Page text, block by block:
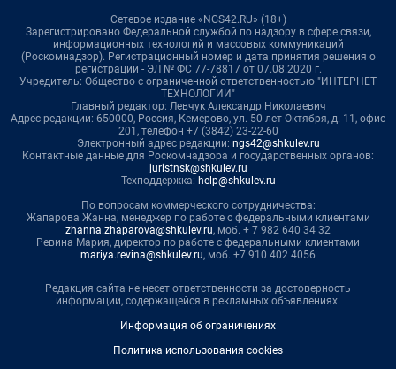
Сетевое издание «NGS42.RU» (18+)
Зарегистрировано Федеральной службой по надзору в сфере связи,
информационных технологий и массовых коммуникаций
(Роскомнадзор). Регистрационный номер и дата принятия решения о
регистрации - ЭЛ № ФС 77-78817 от 07.08.2020 г.
Учредитель: Общество с ограниченной ответственностью "ИНТЕРНЕТ
ТЕХНОЛОГИИ"
Главный редактор: Левчук Александр Николаевич
Адрес редакции: 650000, Россия, Кемерово, ул. 50 лет Октября, д. 11, офис
201, телефон +7 (3842) 23-22-60
Электронный адрес редакции: ngs42@shkulev.ru
Контактные данные для Роскомнадзора и государственных органов:
juristnsk@shkulev.ru
Техподдержка: help@shkulev.ru
По вопросам коммерческого сотрудничества:
Жапарова Жанна, менеджер по работе с федеральными клиентами
zhanna.zhaparova@shkulev.ru, моб. + 7 982 640 34 32
Ревина Мария, директор по работе с федеральными клиентами
mariya.revina@shkulev.ru, моб. +7 910 402 4056
Редакция сайта не несет ответственности за достоверность
информации, содержащейся в рекламных объявлениях.
Информация об ограничениях
Политика использования cookies